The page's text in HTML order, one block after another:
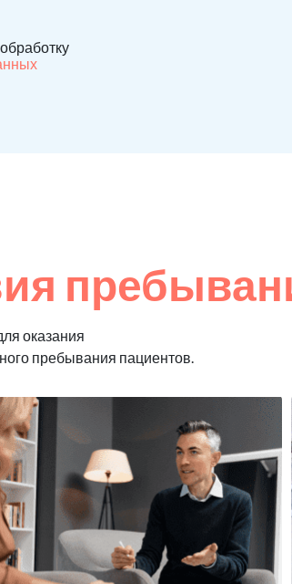
оказания
пребывания пациентов.